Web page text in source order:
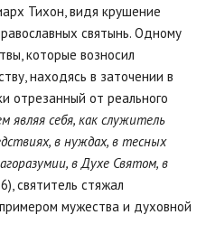
Тихон, видя крушение
святынь. Одному
которые возносил
находясь в заточении в
отрезанный от реального
являя себя, как служитель
в нуждах, в тесных
в Духе Святом, в
святитель стяжал
мужества и духовной